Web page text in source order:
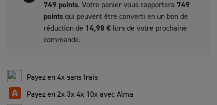
749 points. Votre panier vous rapportera 749
pointsqui peuvent être converti en un bon de
réduction de 14,98 €lors de votre prochaine
commande.
Payez en 4x sans frais
Payez en 2x 3x 4x 10x avec Alma